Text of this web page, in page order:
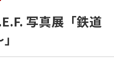
写真展「鉄道